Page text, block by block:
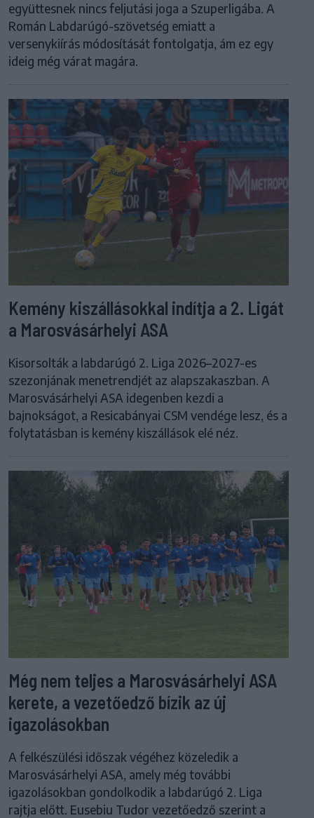
együttesnek nincs feljutási joga a Szuperligába. A
Román Labdarúgó-szövetség emiatt a
versenykiírás módosítását fontolgatja, ám ez egy
ideig még várat magára.
Kemény kiszállásokkal indítja a 2. Ligát
a Marosvásárhelyi ASA
Kisorsolták a labdarúgó 2. Liga 2026–2027-es
szezonjának menetrendjét az alapszakaszban. A
Marosvásárhelyi ASA idegenben kezdi a
bajnokságot, a Resicabányai CSM vendége lesz, és a
folytatásban is kemény kiszállások elé néz.
Még nem teljes a Marosvásárhelyi ASA
kerete, a vezetőedző bízik az új
igazolásokban
A felkészülési időszak végéhez közeledik a
Marosvásárhelyi ASA, amely még további
igazolásokban gondolkodik a labdarúgó 2. Liga
rajtja előtt. Eusebiu Tudor vezetőedző szerint a